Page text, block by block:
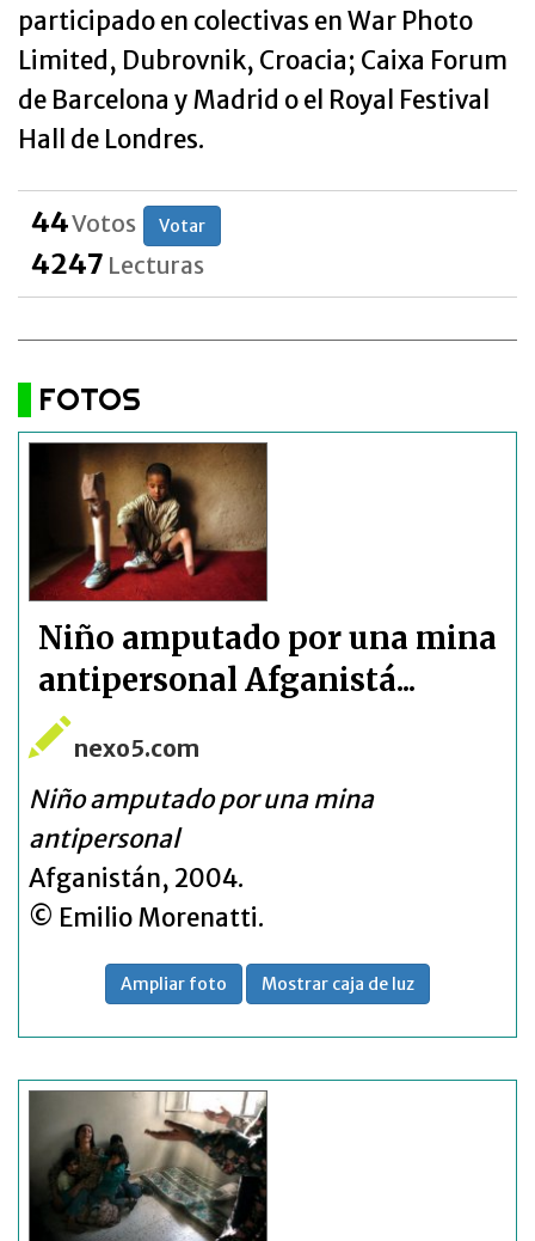
participado en colectivas en War Photo
Limited, Dubrovnik, Croacia; Caixa Forum
de Barcelona y Madrid o el Royal Festival
Hall de Londres.
44Votos Votar
4247 Lecturas
FOTOS
Niño amputado por una mina
antipersonal Afganistá...
nexo5.com
Niño amputado por una mina
antipersonal
Afganistán, 2004.
© Emilio Morenatti.
Ampliar foto Mostrar caja de luz